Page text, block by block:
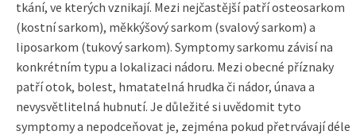
tkání, ve kterých vznikají. Mezi nejčastější patří osteosarkom
(kostní sarkom), měkkýšový sarkom (svalový sarkom) a
liposarkom (tukový sarkom). Symptomy sarkomu závisí na
konkrétním typu a lokalizaci nádoru. Mezi obecné příznaky
patří otok, bolest, hmatatelná hrudka či nádor, únava a
nevysvětlitelná hubnutí. Je důležité si uvědomit tyto
symptomy a nepodceňovat je, zejména pokud přetrvávají déle